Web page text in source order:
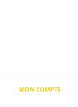
MON COMPTE